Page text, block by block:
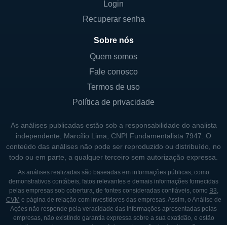
Login
Recuperar senha
Sobre nós
Quem somos
Fale conosco
Termos de uso
Política de privacidade
As análises publicadas estão sob a responsabilidade do analista
independente, Marcílio Lima, CNPI Fundamentalista 7947. O
conteúdo das análises não pode ser reproduzido ou distribuído, no
todo ou em parte, a qualquer terceiro sem autorização expressa.
As análises realizadas são baseadas em informações públicas, como
demonstrativos contábeis, fatos relevantes e demais informações fornecidas
pelas empresas sob cobertura, de fontes consideradas confiáveis, como B3,
CVM e página de relação com investidores das empresas. Assim, o Análise de
Ações não responde pela veracidade das informações apresentadas pelas
empresas, não existindo garantia expressa sobre a sua exatidão, e estão